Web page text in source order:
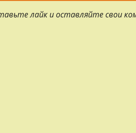
лайк и оставляйте свои